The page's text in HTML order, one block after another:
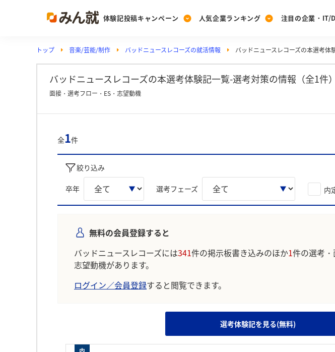
体験記投稿キャンペーン
Post
投稿する
[27卒] 本選考体験
人気企業ランキング
Ranking
ランキングを見る
みんなのDX企業就
Vote
注目の企業・IT/
PickUp
注目の企業特集
トップ 音楽/芸能/制作 バッドニュースレコーズの就活情報 バッドニュースレコーズの本選考体
バッドニュースレコーズの本選考体験記一覧-選考対策の情報（全1件）
面接・選考フロー・ES・志望動機
全1件
絞り込み
卒年 選考フェーズ 内
無料の会員登録すると
バッドニュースレコーズには341件の掲示板書き込みのほか1件の選考・
志望動機があります。
ログイン／会員登録すると閲覧できます。
選考体験記を見る(無料)